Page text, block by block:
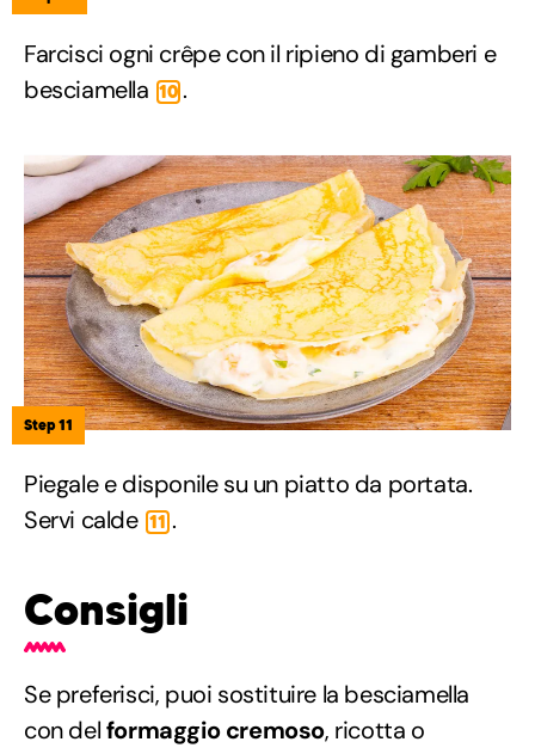
Farcisci ogni crêpe con il ripieno di gamberi e
besciamella 10 .
Step 11
Piegale e disponile su un piatto da portata.
Servi calde 11 .
Consigli
Se preferisci, puoi sostituire la besciamella
con delformaggio cremoso, ricotta o